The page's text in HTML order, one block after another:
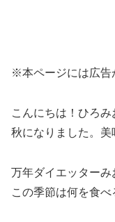
※本ページには広告
こんにちは！ひろみ
秋になりました。美
万年ダイエッターみ
この季節は何を食べ